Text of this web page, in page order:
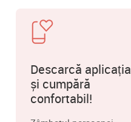
Descarcă aplicația
și cumpără
confortabil!